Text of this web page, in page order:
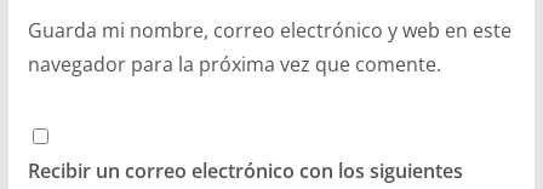
Guarda mi nombre, correo electrónico y web en este
navegador para la próxima vez que comente.
Recibir un correo electrónico con los siguientes